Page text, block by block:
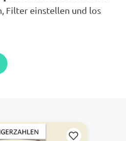
Filter einstellen und los
Merken